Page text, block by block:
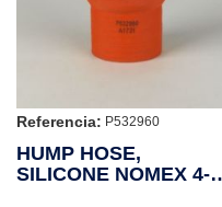
Referencia: P532960
HUMP HOSE,
SILICONE NOMEX 4-